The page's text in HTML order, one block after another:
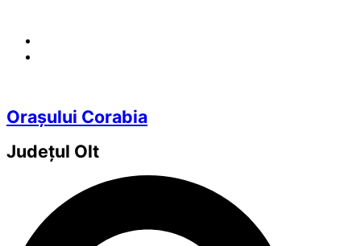
Orașului Corabia
Județul Olt